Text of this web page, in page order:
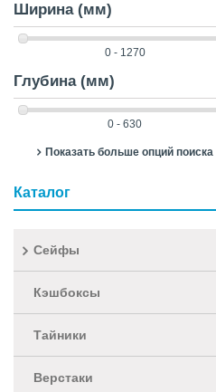
Ширина (мм)
0 - 1270
Глубина (мм)
0 - 630
Показать больше опций поиска
Каталог
Сейфы
Кэшбоксы
Тайники
Верстаки